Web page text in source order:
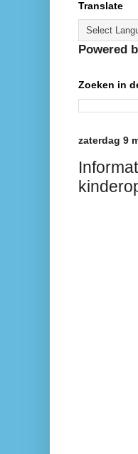
Translate
Powered
Zoeken in
zaterdag 9